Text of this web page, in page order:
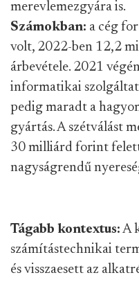
merevlemezgyára is.
Számokban: a cég
volt, 2022-ben 12,2
árbevétele. 2021
informatikai
pedig maradt a
gyártás. A szétválást
30 milliárd forint
nagyságrendű
Tágabb kontextus: A
számítástechnikai
és visszaesett az